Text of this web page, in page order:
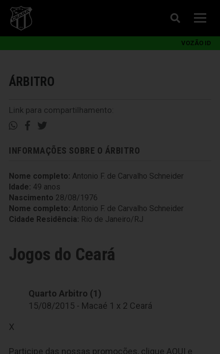
VOZÃO ID
ÁRBITRO
Link para compartilhamento:
INFORMAÇÕES SOBRE O ÁRBITRO
Nome completo: Antonio F. de Carvalho Schneider
Idade: 49 anos
Nascimento 28/08/1976
Nome completo: Antonio F. de Carvalho Schneider
Cidade Residência: Rio de Janeiro/RJ
Jogos do Ceará
Quarto Arbitro (1)
15/08/2015 - Macaé 1 x 2 Ceará
X
Participe das nossas promoções, clique AQUI e